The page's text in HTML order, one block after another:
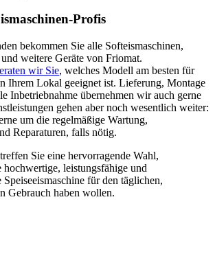
Profis
bekommen Sie alle Softeismaschinen,
und weitere Geräte von Friomat.
wir Sie, welches Modell am besten für
Ihrem Lokal geeignet ist. Lieferung, Montage
Inbetriebnahme übernehmen wir auch gerne
gehen aber noch wesentlich weiter:
um die regelmäßige Wartung,
Reparaturen, falls nötig.
Sie eine hervorragende Wahl,
hochwertige, leistungsfähige und
Speiseeismaschine für den täglichen,
Gebrauch haben wollen.